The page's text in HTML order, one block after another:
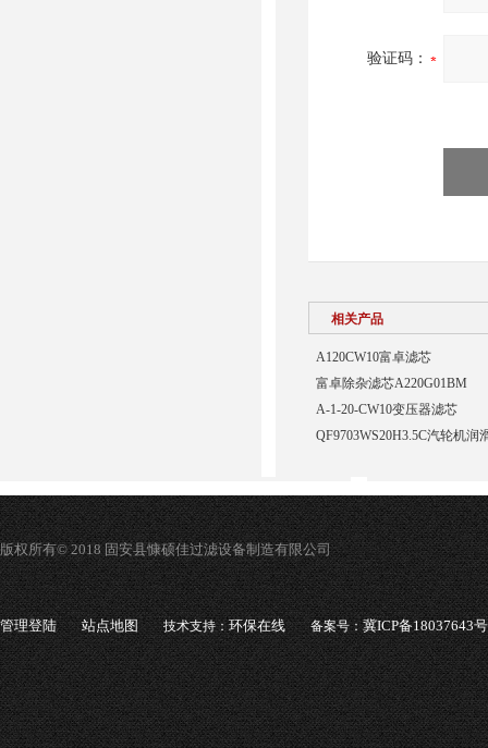
验证码：
相关产品
A120CW10富卓滤芯
富卓除杂滤芯A220G01BM
A-1-20-CW10变压器滤芯
QF9703WS20H3.5C汽轮机润
版权所有© 2018 固安县慷硕佳过滤设备制造有限公司
管理登陆 站点地图 技术支持：环保在线 备案号：冀ICP备18037643